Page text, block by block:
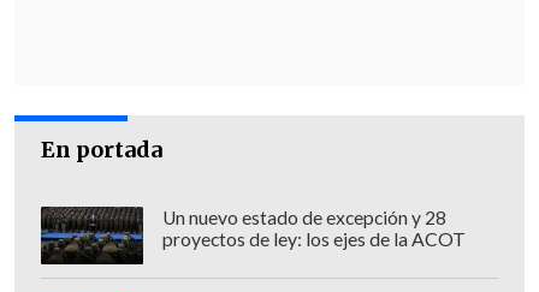
En portada
Un nuevo estado de excepción y 28
proyectos de ley: los ejes de la ACOT